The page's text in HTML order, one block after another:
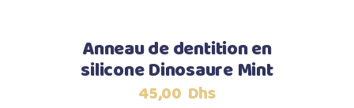
Anneau de dentition en
silicone Dinosaure Mint
45,00 Dhs